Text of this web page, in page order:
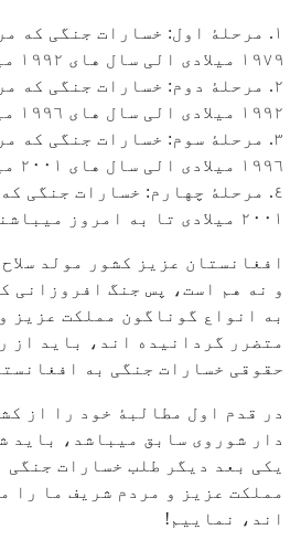
١. مرحلۀ اول: خسارات جنگی که
١٩٧٩ میلادی الی سال های ١٩٩٢ میلادی میباشند.
٢. مرحلۀ دوم: خسارات جنگی که
١٩٩٢ میلادی الی سال های ١٩٩٦ میلادی میباشند.
٣. مرحلۀ سوم: خسارات جنگی که
١٩٩٦ میلادی الی سال های ٢٠٠١ میلادی میباشند.
٤. مرحلۀ چهارم: خسارات جنگی
٢٠٠١ میلادی تا به امروز میباشند.
افغانستان عزیز کشور مولد
و نه هم است، پس جنگ افروزانی
به انواع گوناگون مملکت عزیز
متضرر گردانیده اند، باید از
حقوقی خسارات جنگی به
در قدم اول مطالبۀ خود را از
دار شوروی سابق میباشد، باید
یکی بعد دیگر طلب خسارات جنگی
مملکت عزیز و مردم شریف ما را
اند، نماییم!